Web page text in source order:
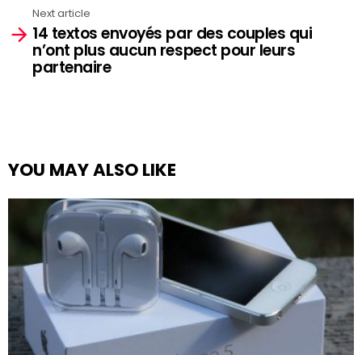
Next article
14 textos envoyés par des couples qui
n’ont plus aucun respect pour leurs
partenaire
YOU MAY ALSO LIKE